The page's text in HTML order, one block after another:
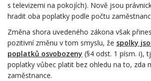
s televizemi na pokojích). Nově jsou
hradit oba poplatky podle počtu
Změna shora uvedeného zákona však
pozitivní změnu v tom smyslu, že spolky
poplatků osvobozeny (§4 odst. 1 písm. i),
poplatky vůbec platit bez ohledu na to, zda
zaměstnance.